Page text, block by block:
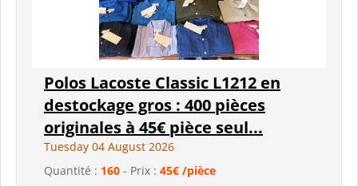
Polos Lacoste Classic L1212 en
destockage gros : 400 pièces
originales à 45€ pièce seul...
Tuesday 04 August 2026
Quantité : 160 - Prix : 45€ /pièce